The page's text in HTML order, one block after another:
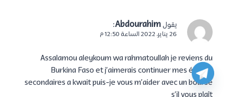
يقول Abdourahim
:
26 يناير، 2022 الساعة 12:50 م
Assalamou aleykoum wa rahmatoullah je reviens du
Burkina Faso et j’aimerais continuer mes études
secondaires a kwait puis-je vous m’aider avec un bourse